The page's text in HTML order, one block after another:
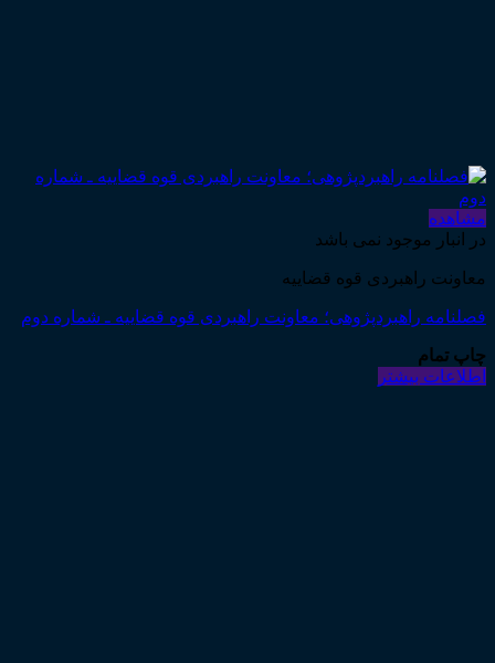
مشاهده
در انبار موجود نمی باشد
معاونت راهبردی قوه قضاییه
فصلنامه راهبردپژوهی؛ معاونت راهبردی قوه قضاییه ـ شماره دوم
چاپ تمام
اطلاعات بیشتر